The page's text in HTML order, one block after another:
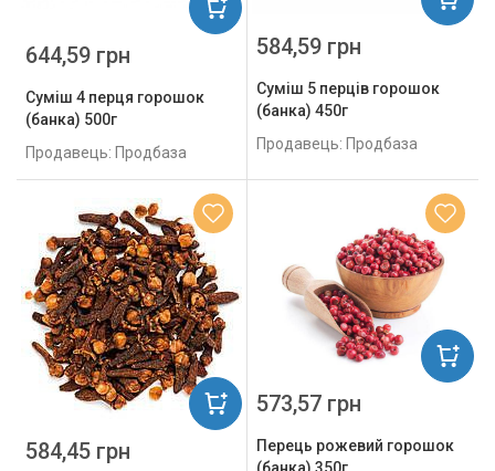
Суміш 4 перця горошок
(банка) 500г
Продавець: Продбаза
644,59 грн
Суміш 5 перців горошок
(банка) 450г
Продавець: Продбаза
584,59 грн
584,45 грн
Перець рожевий горошок
(банка) 350г
573,57 грн